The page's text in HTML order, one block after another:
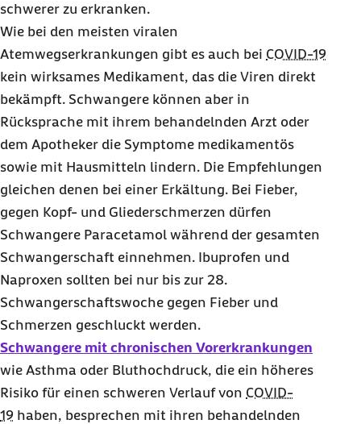
schwerer zu erkranken.
Wie bei den meisten viralen
Atemwegserkrankungen gibt es auch bei COVID-19
kein wirksames Medikament, das die Viren direkt
bekämpft. Schwangere können aber in
Rücksprache mit ihrem behandelnden Arzt oder
dem Apotheker die Symptome medikamentös
sowie mit Hausmitteln lindern. Die Empfehlungen
gleichen denen bei einer Erkältung. Bei Fieber,
gegen Kopf- und Gliederschmerzen dürfen
Schwangere Paracetamol während der gesamten
Schwangerschaft einnehmen. Ibuprofen und
Naproxen sollten bei nur bis zur 28.
Schwangerschaftswoche gegen Fieber und
Schmerzen geschluckt werden.
Schwangere mit chronischen Vorerkrankungen
wie Asthma oder Bluthochdruck, die ein höheres
Risiko für einen schweren Verlauf von COVID-
19 haben, besprechen mit ihren behandelnden